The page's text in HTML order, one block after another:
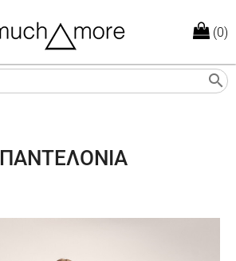
(0)
search
ΠΑΝΤΕΛΟΝΙΑ